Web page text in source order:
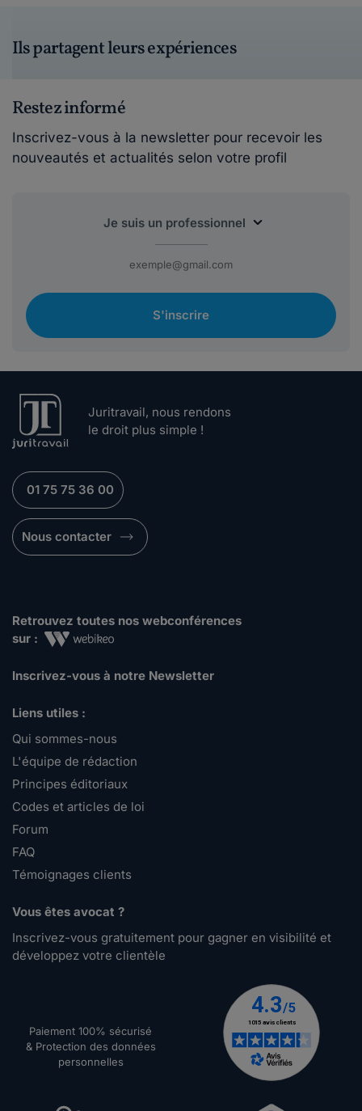
Ils partagent leurs expériences
Restez informé
Inscrivez-vous à la newsletter pour recevoir les
nouveautés et actualités selon votre profil
S'inscrire
Juritravail, nous rendons
le droit plus simple !
01 75 75 36 00
Nous contacter
Retrouvez toutes nos webconférences
sur :
Inscrivez-vous à notre Newsletter
Liens utiles :
Qui sommes-nous
L'équipe de rédaction
Principes éditoriaux
Codes et articles de loi
Forum
FAQ
Témoignages clients
Vous êtes avocat ?
Inscrivez-vous gratuitement pour gagner en visibilité et
développez votre clientèle
Paiement 100% sécurisé
& Protection des données
personnelles